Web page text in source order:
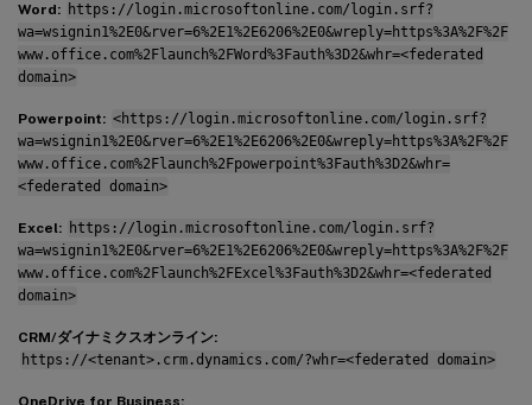
Word: https://login.microsoftonline.com/login.srf?
wa=wsignin1%2E0&rver=6%2E1%2E6206%2E0&wreply=https%3A%2F%2F
www.office.com%2Flaunch%2FWord%3Fauth%3D2&whr=<federated
domain>
Powerpoint: <https://login.microsoftonline.com/login.srf?
wa=wsignin1%2E0&rver=6%2E1%2E6206%2E0&wreply=https%3A%2F%2F
www.office.com%2Flaunch%2Fpowerpoint%3Fauth%3D2&whr=
<federated domain>
Excel: https://login.microsoftonline.com/login.srf?
wa=wsignin1%2E0&rver=6%2E1%2E6206%2E0&wreply=https%3A%2F%2F
www.office.com%2Flaunch%2FExcel%3Fauth%3D2&whr=<federated
domain>
CRM/ダイナミクスオンライン:
https://<tenant>.crm.dynamics.com/?whr=<federated domain>
OneDrive for Business: